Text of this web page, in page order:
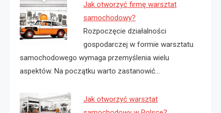
Jak otworzyć firmę warsztat
samochodowy?
Rozpoczęcie działalności
gospodarczej w formie warsztatu
samochodowego wymaga przemyślenia wielu
aspektów. Na początku warto zastanowić…
Jak otworzyć warsztat